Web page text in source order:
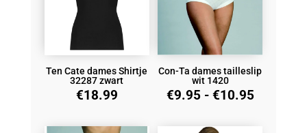
Ten Cate dames Shirtje
32287 zwart
€18.99
Con-Ta dames tailleslip
wit 1420
€9.95 - €10.95